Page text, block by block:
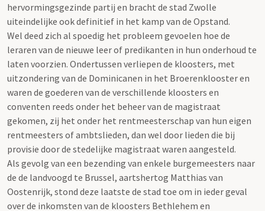
hervormingsgezinde partij en bracht de stad Zwolle
uiteindelijke ook definitief in het kamp van de Opstand.
Wel deed zich al spoedig het probleem gevoelen hoe de
leraren van de nieuwe leer of predikanten in hun onderhoud te
laten voorzien. Ondertussen verliepen de kloosters, met
uitzondering van de Dominicanen in het Broerenklooster en
waren de goederen van de verschillende kloosters en
conventen reeds onder het beheer van de magistraat
gekomen, zij het onder het rentmeesterschap van hun eigen
rentmeesters of ambtslieden, dan wel door lieden die bij
provisie door de stedelijke magistraat waren aangesteld.
Als gevolg van een bezending van enkele burgemeesters naar
de de landvoogd te Brussel, aartshertog Matthias van
Oostenrijk, stond deze laatste de stad toe om in ieder geval
over de inkomsten van de kloosters Bethlehem en